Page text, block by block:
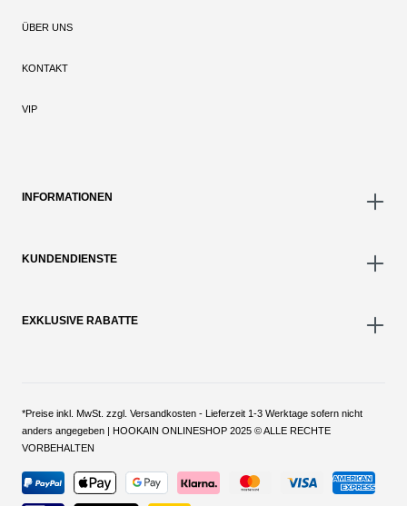
ÜBER UNS
KONTAKT
VIP
INFORMATIONEN
KUNDENDIENSTE
EXKLUSIVE RABATTE
*Preise inkl. MwSt. zzgl. Versandkosten - Lieferzeit 1-3 Werktage sofern nicht
anders angegeben | HOOKAIN ONLINESHOP 2025 © ALLE RECHTE
VORBEHALTEN